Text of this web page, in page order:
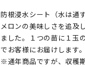
防根浸水シート（水は通
メロンの美味しさを追及
ました。１つの苗に１玉
でお客様にお届けします。
※通年商品ですが、収穫